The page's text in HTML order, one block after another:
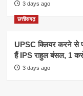
3 days ago
छत्तीसगढ़
UPSC क्लियर करने से
हैं IPS राहुल बंसल, 1
3 days ago